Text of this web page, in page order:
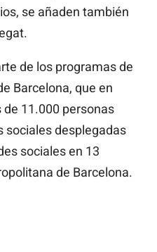
se añaden también
de los programas de
Barcelona, que en
11.000 personas
sociales desplegadas
sociales en 13
de Barcelona.